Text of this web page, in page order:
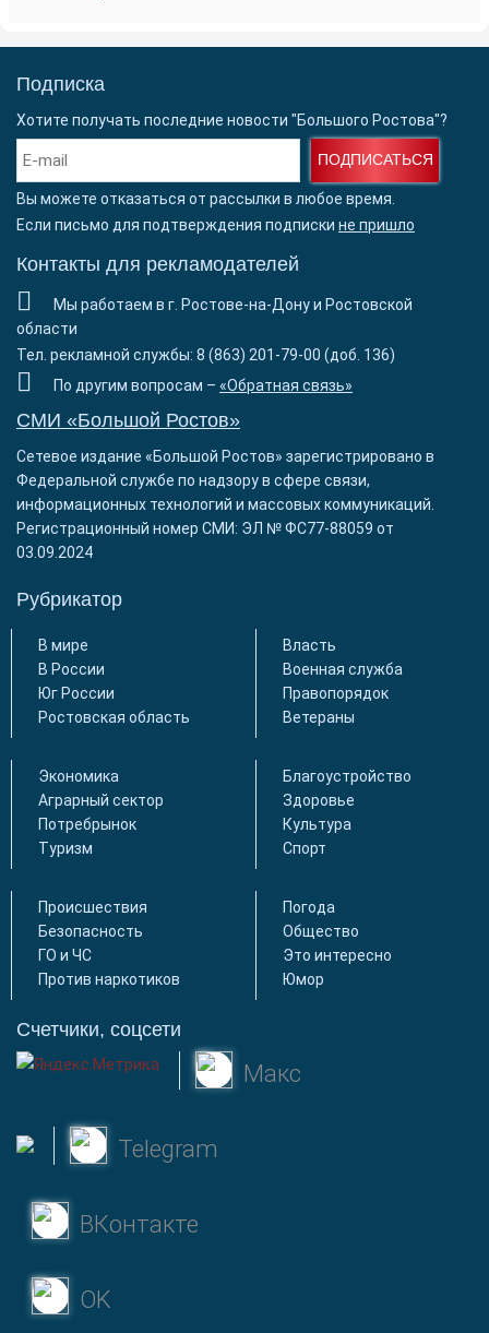
Подписка
Хотите получать последние новости "Большого Ростова"?
ПОДПИСАТЬСЯ
Вы можете отказаться от рассылки в любое время.
Если письмо для подтверждения подписки не пришло
Контакты для рекламодателей
Мы работаем в г. Ростове-на-Дону и Ростовской
области
Тел. рекламной службы: 8 (863) 201-79-00 (доб. 136)
По другим вопросам – «Обратная связь»
СМИ «Большой Ростов»
Сетевое издание «Большой Ростов» зарегистрировано в
Федеральной службе по надзору в сфере связи,
информационных технологий и массовых коммуникаций.
Регистрационный номер СМИ: ЭЛ № ФС77-88059 от
03.09.2024
Рубрикатор
В мире
В России
Юг России
Ростовская область
Власть
Военная служба
Правопорядок
Ветераны
Экономика
Аграрный сектор
Потребрынок
Туризм
Благоустройство
Здоровье
Культура
Спорт
Происшествия
Безопасность
ГО и ЧС
Против наркотиков
Погода
Общество
Это интересно
Юмор
Счетчики, соцсети
Макс
Telegram
ВКонтакте
OK